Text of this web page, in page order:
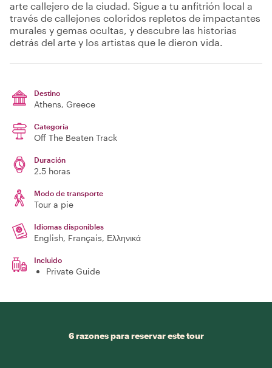
arte callejero de la ciudad. Sigue a tu anfitrión local a
través de callejones coloridos repletos de impactantes
murales y gemas ocultas, y descubre las historias
detrás del arte y los artistas que le dieron vida.
Destino
Athens, Greece
Categoría
Off The Beaten Track
Duración
2.5 horas
Modo de transporte
Tour a pie
Idiomas disponibles
English, Français, Ελληνικά
Incluido
Private Guide
6 razones para reservar este tour